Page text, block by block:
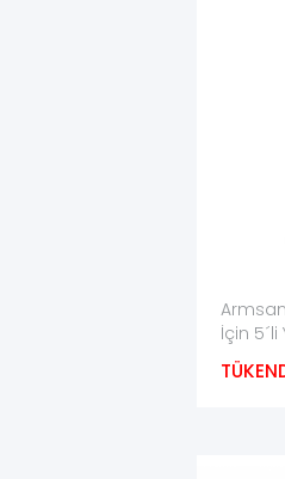
kontrolü ve temizliği tüfek
eğilmiş, paslanmış veya besleme
tüfeğe zorlanarak takılmamalı;
kapasitesi üreticinin belirttiği
şarjörler çocukların ve yetkisizİçin